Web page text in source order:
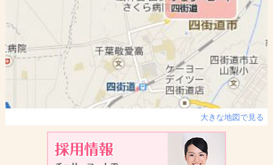
大きな地図で見る